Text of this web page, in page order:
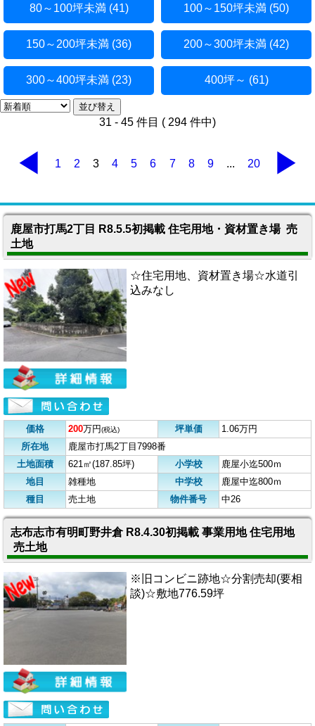
80～100坪未満 (41) 100～150坪未満 (50)
150～200坪未満 (36) 200～300坪未満 (42)
300～400坪未満 (23) 400坪～ (61)
31 - 45 件目 ( 294 件中)
◀ 1 2 3 4 5 6 7 8 9 ... 20 ▶
鹿屋市打馬2丁目 R8.5.5初掲載 住宅用地・資材置き場 売
土地
☆住宅用地、資材置き場☆水道引
込みなし
価格 200万円(税込) 坪単価
1.06万円
所在地
鹿屋市打馬2丁目7998番
土地面積
621㎡(187.85坪) 小学校
鹿屋小迄500ｍ
地目
雑種地 中学校
鹿屋中迄800ｍ
種目
売土地 物件番号 中26
志布志市有明町野井倉 R8.4.30初掲載 事業用地 住宅用地
売土地
※旧コンビニ跡地☆分割売却(要相
談)☆敷地776.59坪